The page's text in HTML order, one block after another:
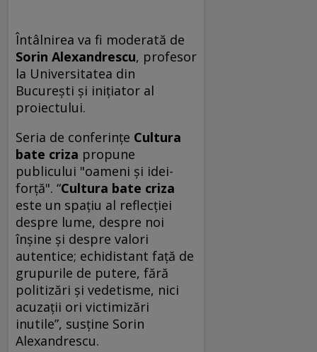
Întâlnirea va fi moderată de
Sorin Alexandrescu, profesor
la Universitatea din
Bucureşti şi iniţiator al
proiectului.
Seria de conferinţe Cultura
bate criza propune
publicului "oameni şi idei-
forţă". “Cultura bate criza
este un spaţiu al reflecţiei
despre lume, despre noi
înşine şi despre valori
autentice; echidistant faţă de
grupurile de putere, fără
politizări şi vedetisme, nici
acuzaţii ori victimizări
inutile”, susţine Sorin
Alexandrescu.